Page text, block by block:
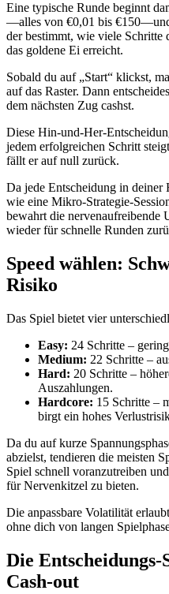
Eine typische Runde beginnt
—alles von €0,01 bis
der bestimmt, wie viele Schritte
das goldene Ei erreicht.
Sobald du auf „Start“ klickst,
auf das Raster. Dann
dem nächsten Zug cashst.
Diese
jedem erfolgreichen Schritt
fällt er auf null zurück.
Da jede Entscheidung in
wie eine
bewahrt die nervenaufreibende
wieder für schnelle Runden
Speed wählen:
Risiko
Das Spiel bietet vier
Easy: 24 Schritte –
Medium: 22 Schritte –
Hard: 20 Schritte –
Auszahlungen.
Hardcore: 15 Schritte –
birgt ein hohes
Da du auf kurze
abzielst, tendieren die meisten
Spiel schnell voranzutreiben
für Nervenkitzel zu bieten.
Die anpassbare Volatilität
ohne dich von langen
Die
Cash‑out